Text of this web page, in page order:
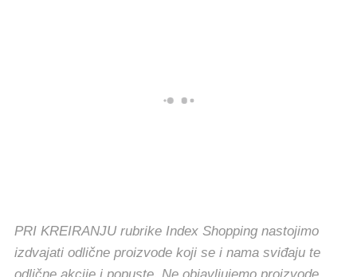
PRI KREIRANJU rubrike Index Shopping nastojimo
izdvajati odlične proizvode koji se i nama sviđaju te